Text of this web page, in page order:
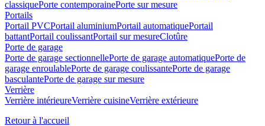
classiquePorte contemporainePorte sur mesure
Portails
Portail PVCPortail aluminiumPortail automatiquePortail
battantPortail coulissantPortail sur mesureClotûre
Porte de garage
Porte de garage sectionnellePorte de garage automatiquePorte de
garage enroulablePorte de garage coulissantePorte de garage
basculantePorte de garage sur mesure
Verrière
Verrière intérieureVerrière cuisineVerrière extérieure
Retour à l'accueil